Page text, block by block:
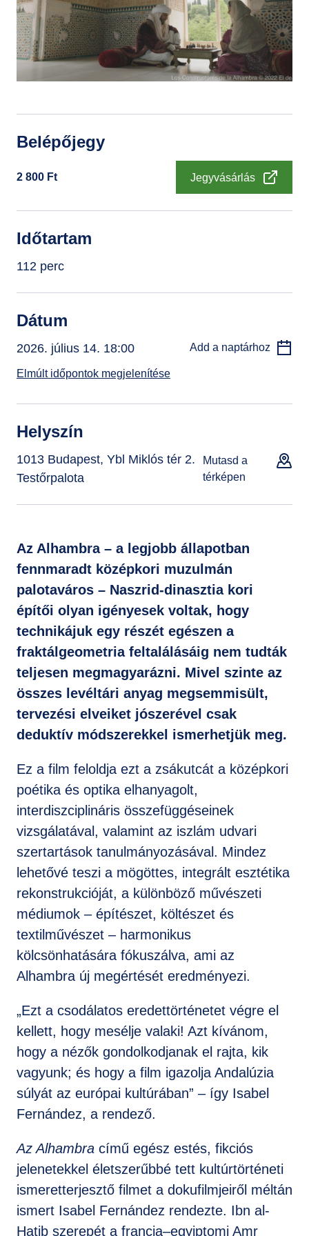
GYIK
Belépőjegy
2 800 Ft Jegyvásárlás
Időtartam
112 perc
Dátum
2026. július 14. 18:00 Add a naptárhoz
Elmúlt időpontok megjelenítése
Helyszín
1013 Budapest, Ybl Miklós tér 2.
Testőrpalota
Mutasd a
térképen
Az Alhambra – a legjobb állapotban
fennmaradt középkori muzulmán
palotaváros – Naszrid-dinasztia kori
építői olyan igényesek voltak, hogy
technikájuk egy részét egészen a
fraktálgeometria feltalálásáig nem tudták
teljesen megmagyarázni. Mivel szinte az
összes levéltári anyag megsemmisült,
tervezési elveiket jószerével csak
deduktív módszerekkel ismerhetjük meg.
Ez a film feloldja ezt a zsákutcát a középkori
poétika és optika elhanyagolt,
interdiszciplináris összefüggéseinek
vizsgálatával, valamint az iszlám udvari
szertartások tanulmányozásával. Mindez
lehetővé teszi a mögöttes, integrált esztétika
rekonstrukcióját, a különböző művészeti
médiumok – építészet, költészet és
textilművészet – harmonikus
kölcsönhatására fókuszálva, ami az
Alhambra új megértését eredményezi.
„Ezt a csodálatos eredettörténetet végre el
kellett, hogy mesélje valaki! Azt kívánom,
hogy a nézők gondolkodjanak el rajta, kik
vagyunk; és hogy a film igazolja Andalúzia
súlyát az európai kultúrában” – így Isabel
Fernández, a rendező.
Az Alhambra című egész estés, fikciós
jelenetekkel életszerűbbé tett kultúrtörténeti
ismeretterjesztő filmet a dokufilmjeiről méltán
ismert Isabel Fernández rendezte. Ibn al-
Hatib szerepét a francia–egyiptomi Amr